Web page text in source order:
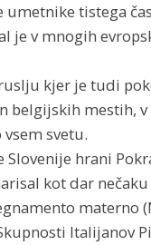
tistega
je v mnogih
kjer je tudi
belgijskih mestih,
svetu.
Slovenije hrani
kot dar
materno
Italijanov